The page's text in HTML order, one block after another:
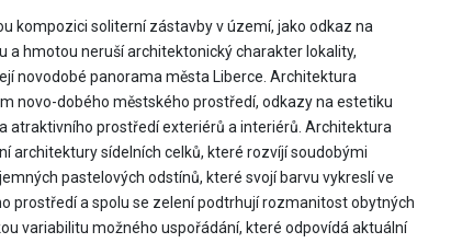
kompozici soliterní zástavby v území, jako odkaz na
a hmotou neruší architektonický charakter lokality,
novodobé panorama města Liberce. Architektura
novo-dobého městského prostředí, odkazy na estetiku
atraktivního prostředí exteriérů a interiérů. Architektura
architektury sídelních celků, které rozvíjí soudobými
pastelových odstínů, které svojí barvu vykreslí ve
prostředí a spolu se zelení podtrhují rozmanitost obytných
variabilitu možného uspořádání, které odpovídá aktuální